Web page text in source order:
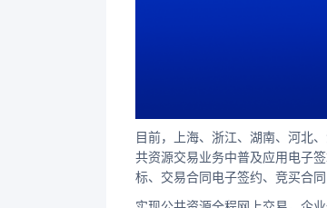
目前，上海、浙江、湖南、河北
共资源交易业务中普及应用电子
标、交易合同电子签约、竞买合同